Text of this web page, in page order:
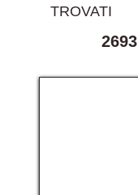
TROVATI
2693